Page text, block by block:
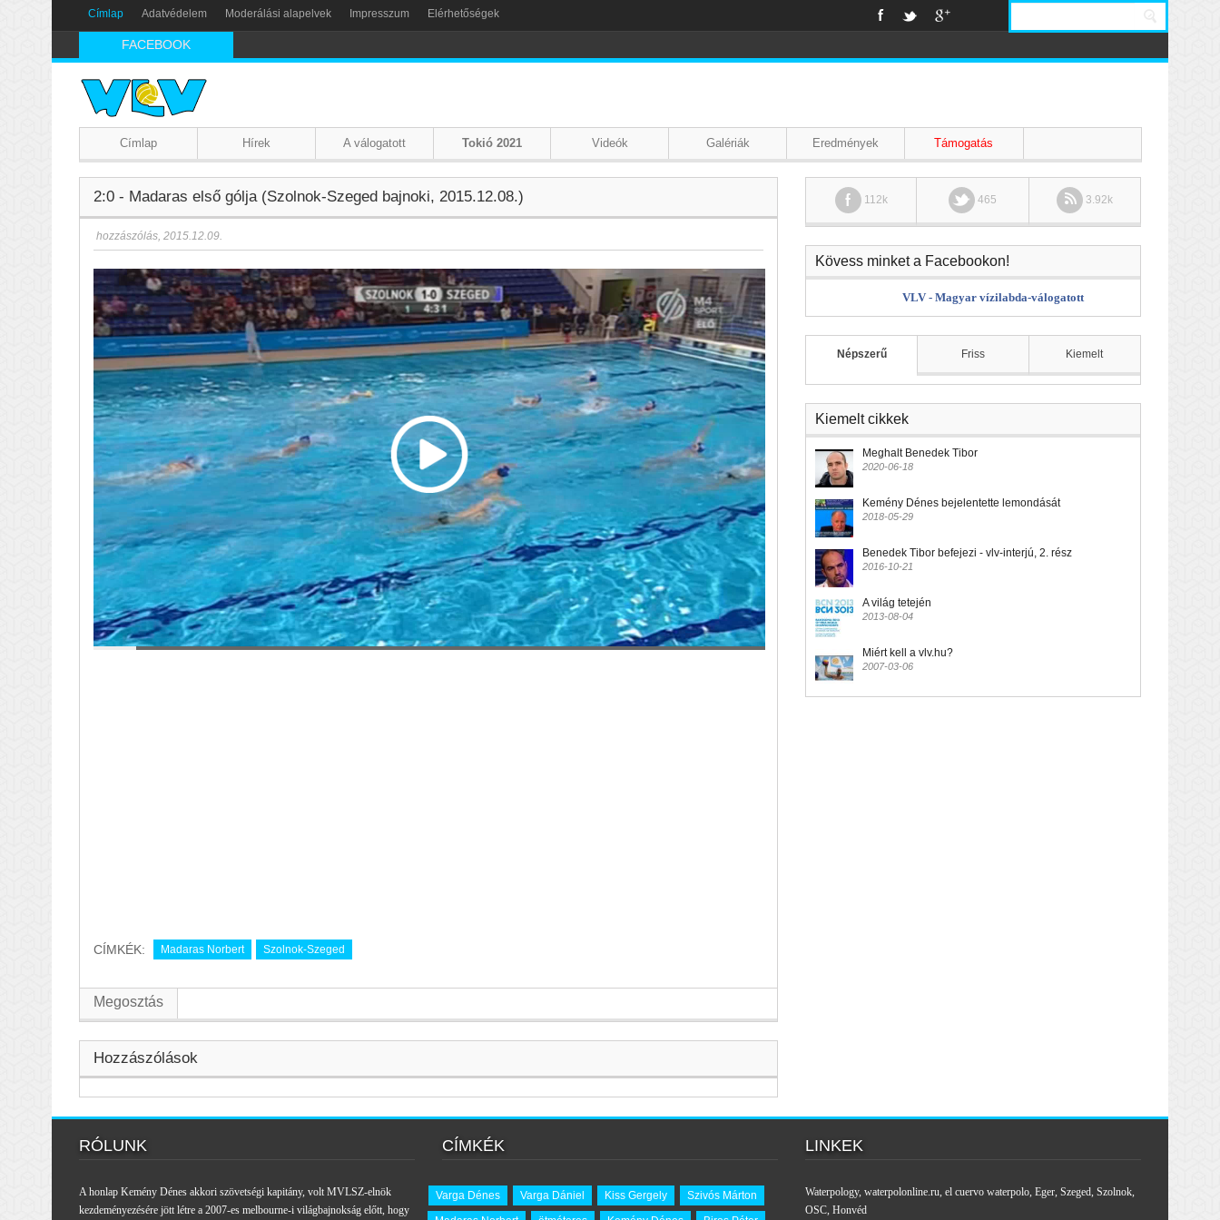
Címlap Adatvédelem Moderálási alapelvek Impresszum Elérhetőségek
FACEBOOK
Címlap Hírek A válogatott Tokió 2021 Videók Galériák Eredmények Támogatás
2:0 - Madaras első gólja (Szolnok-Szeged bajnoki, 2015.12.08.)
hozzászólás, 2015.12.09.
CÍMKÉK: Madaras Norbert Szolnok-Szeged
Megosztás
Hozzászólások
112k 465 3.92k
Kövess minket a Facebookon!
VLV - Magyar vízilabda-válogatott
Népszerű Friss Kiemelt
Kiemelt cikkek
Meghalt Benedek Tibor
2020-06-18
Kemény Dénes bejelentette lemondását
2018-05-29
Benedek Tibor befejezi - vlv-interjú, 2. rész
2016-10-21
A világ tetején
2013-08-04
Miért kell a vlv.hu?
2007-03-06
RÓLUNK
A honlap Kemény Dénes akkori szövetségi kapitány, volt MVLSZ-elnök
kezdeményezésére jött létre a 2007-es melbourne-i világbajnokság előtt, hogy
CÍMKÉK
Varga Dénes Varga Dániel Kiss Gergely
Szivós Márton
LINKEK
Waterpology, waterpolonline.ru, el cuervo waterpolo, Eger, Szeged, Szolnok,
OSC, Honvéd